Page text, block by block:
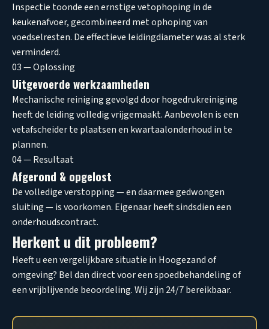
Inspectie toonde een ernstige vetophoping in de
keukenafvoer, gecombineerd met ophoping van
voedselresten. De effectieve leidingdiameter was al sterk
verminderd.
03 — Oplossing
Uitgevoerde werkzaamheden
Mechanische reiniging gevolgd door hogedrukreiniging
heeft de leiding volledig vrijgemaakt. Aanbevolen is een
vetafscheider te plaatsen en kwartaalonderhoud in te
plannen.
04 — Resultaat
Afgerond & opgelost
De volledige verstopping — en daarmee gedwongen
sluiting — is voorkomen. Eigenaar heeft sindsdien een
onderhoudscontract.
Herkent u dit probleem?
Heeft u een vergelijkbare situatie in Hoogezand of
omgeving? Bel dan direct voor een spoedbehandeling of
een vrijblijvende beoordeling. Wij zijn 24/7 bereikbaar.